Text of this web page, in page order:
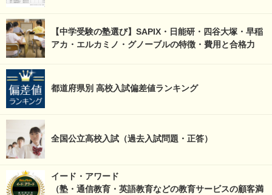
【中学受験の塾選び】SAPIX・日能研・四谷大塚・早稲
アカ・エルカミノ・グノーブルの特徴・費用と合格力
都道府県別 高校入試偏差値ランキング
全国公立高校入試（過去入試問題・正答）
イード・アワード
（塾・通信教育・英語教育などの教育サービスの顧客満